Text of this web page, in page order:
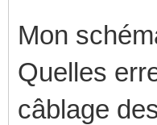
Mon
Quelles
câblage